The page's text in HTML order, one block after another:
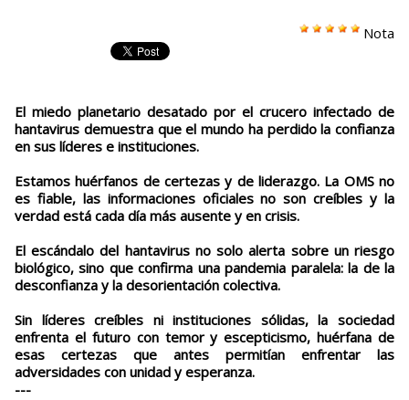
Nota
El miedo planetario desatado por el crucero infectado de
hantavirus demuestra que el mundo ha perdido la confianza
en sus líderes e instituciones.
Estamos huérfanos de certezas y de liderazgo. La OMS no
es fiable, las informaciones oficiales no son creíbles y la
verdad está cada día más ausente y en crisis.
El escándalo del hantavirus no solo alerta sobre un riesgo
biológico, sino que confirma una pandemia paralela: la de la
desconfianza y la desorientación colectiva.
Sin líderes creíbles ni instituciones sólidas, la sociedad
enfrenta el futuro con temor y escepticismo, huérfana de
esas certezas que antes permitían enfrentar las
adversidades con unidad y esperanza.
---